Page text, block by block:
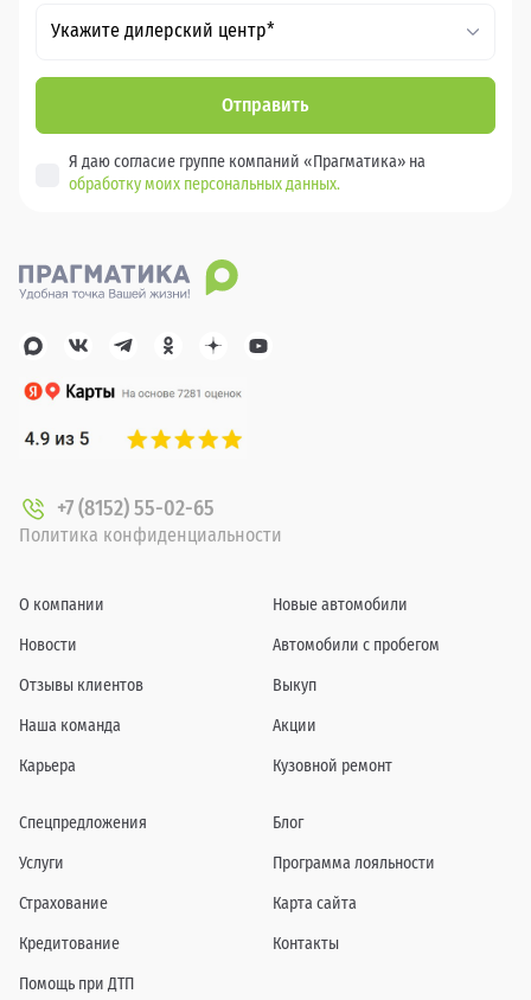
Укажите дилерский центр*
Отправить
Я даю согласие группе компаний «Прагматика» на
обработку моих персональных данных.
+7 (8152) 55-02-65
Политика конфиденциальности
О компании
Новости
Отзывы клиентов
Наша команда
Карьера
Новые автомобили
Автомобили с пробегом
Выкуп
Акции
Кузовной ремонт
Спецпредложения
Услуги
Страхование
Кредитование
Помощь при ДТП
Блог
Программа лояльности
Карта сайта
Контакты